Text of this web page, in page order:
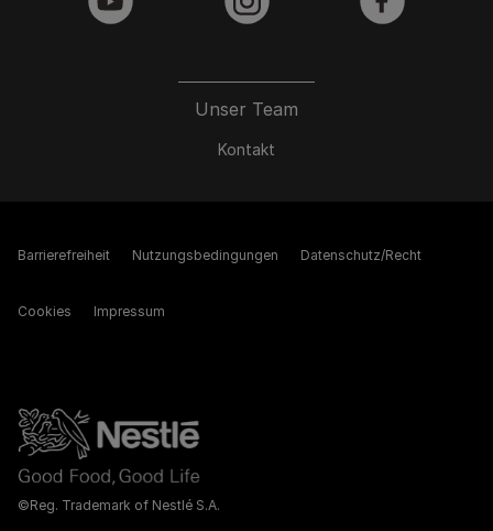
Unser Team
Kontakt
youtube instagram facebook
©Reg. Trademark of Nestlé S.A.
Barrierefreiheit Nutzungsbedingungen Datenschutz/Recht
Cookies Impressum